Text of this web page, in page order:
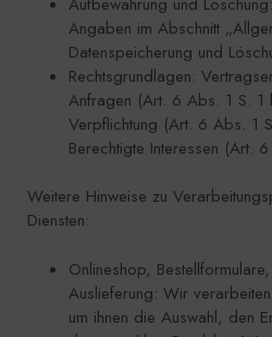
Angaben im Abschnitt
Datenspeicherung und
Rechtsgrundlagen:
Anfragen (Art. 6 Abs. 1 S. 1
Verpflichtung (Art. 6 Abs. 1
Berechtigte Interessen (Art.
Weitere Hinweise zu
Diensten:
Onlineshop,
Auslieferung: Wir
um ihnen die Auswahl, den